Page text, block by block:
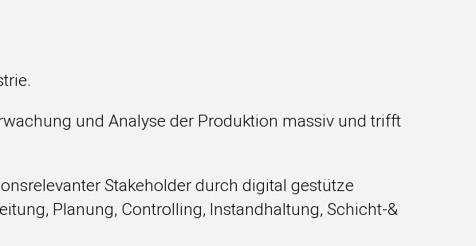
und Analyse der Produktion massiv und trifft
Stakeholder durch digital gestütze
Planung, Controlling, Instandhaltung, Schicht-&